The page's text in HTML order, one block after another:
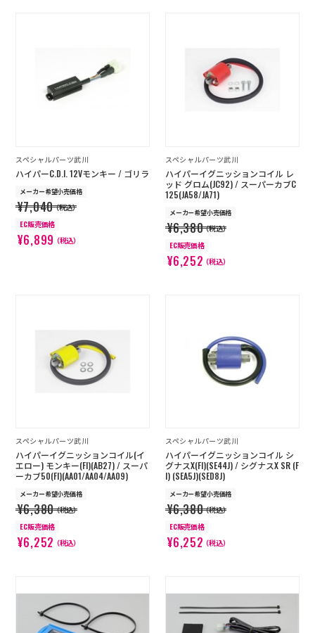
スペシャルパーツ武川
ハイパーC.D.I. 12Vモンキー / ゴリラ
メーカー希望小売価格
¥7,040（税込）
EC販売価格
¥6,899（税込）
スペシャルパーツ武川
ハイパーイグニッションコイル レ
ッド グロム(JC92) / スーパーカブC
125(JA58/JA71)
メーカー希望小売価格
¥6,380（税込）
EC販売価格
¥6,252（税込）
スペシャルパーツ武川
ハイパーイグニッションコイル(イ
エロー) モンキー(FI)(AB27) / スーパ
ーカブ50(FI)(AA01/AA04/AA09)
メーカー希望小売価格
¥6,380（税込）
EC販売価格
¥6,252（税込）
スペシャルパーツ武川
ハイパーイグニッションコイル シ
グナスX(FI)(SE44J) / シグナスX SR (F
I) (SEA5J)(SED8J)
メーカー希望小売価格
¥6,380（税込）
EC販売価格
¥6,252（税込）